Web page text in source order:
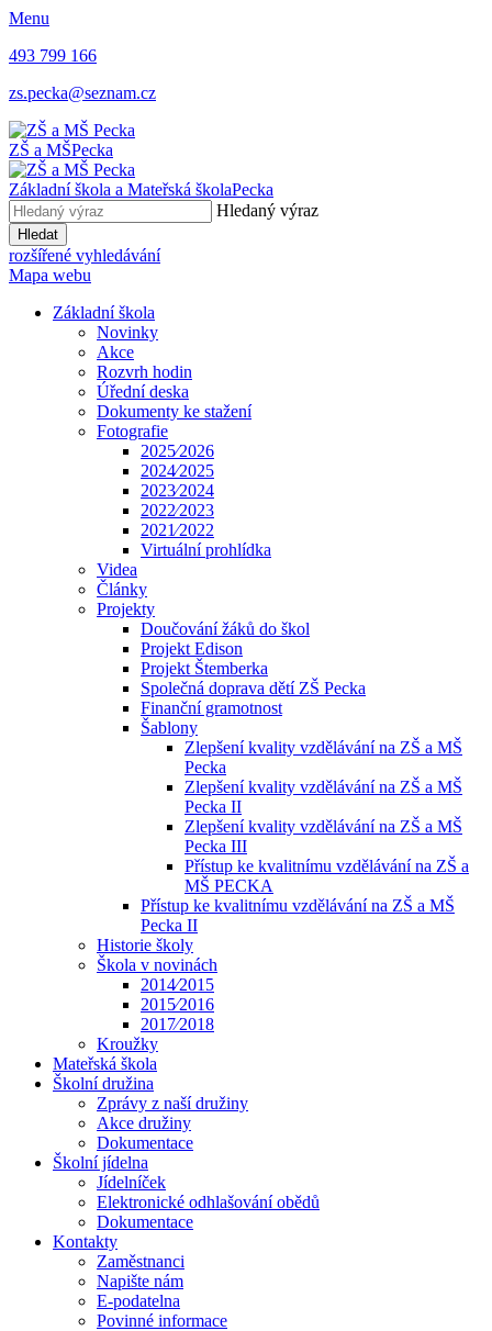
Menu
493 799 166
zs.pecka@seznam.cz
ZŠ a MŠPecka
Základní škola a Mateřská školaPecka
Hledaný výraz
Hledat
rozšířené vyhledávání
Mapa webu
Základní škola
Novinky
Akce
Rozvrh hodin
Úřední deska
Dokumenty ke stažení
Fotografie
2025⁄2026
2024⁄2025
2023⁄2024
2022⁄2023
2021⁄2022
Virtuální prohlídka
Videa
Články
Projekty
Doučování žáků do škol
Projekt Edison
Projekt Štemberka
Společná doprava dětí ZŠ Pecka
Finanční gramotnost
Šablony
Zlepšení kvality vzdělávání na ZŠ a MŠ
Pecka
Zlepšení kvality vzdělávání na ZŠ a MŠ
Pecka II
Zlepšení kvality vzdělávání na ZŠ a MŠ
Pecka III
Přístup ke kvalitnímu vzdělávání na ZŠ a
MŠ PECKA
Přístup ke kvalitnímu vzdělávání na ZŠ a MŠ
Pecka II
Historie školy
Škola v novinách
2014⁄2015
2015⁄2016
2017⁄2018
Kroužky
Mateřská škola
Školní družina
Zprávy z naší družiny
Akce družiny
Dokumentace
Školní jídelna
Jídelníček
Elektronické odhlašování obědů
Dokumentace
Kontakty
Zaměstnanci
Napište nám
E-podatelna
Povinné informace